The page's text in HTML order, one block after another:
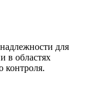
для
в областях
контроля.